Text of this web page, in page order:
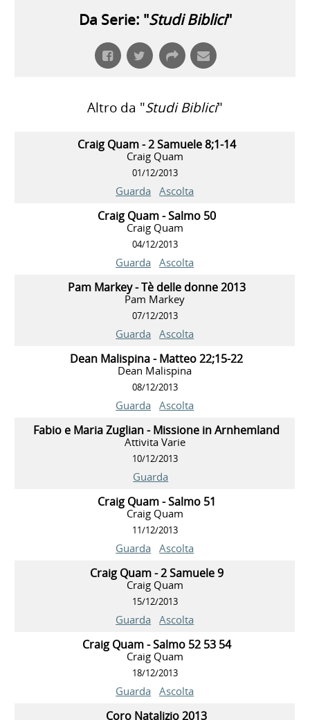
Da Serie: "Studi Biblici"
Altro da "Studi Biblici"
Craig Quam - 2 Samuele 8;1-14
Craig Quam
01/12/2013
Guarda Ascolta
Craig Quam - Salmo 50
Craig Quam
04/12/2013
Guarda Ascolta
Pam Markey - Tè delle donne 2013
Pam Markey
07/12/2013
Guarda Ascolta
Dean Malispina - Matteo 22;15-22
Dean Malispina
08/12/2013
Guarda Ascolta
Fabio e Maria Zuglian - Missione in Arnhemland
Attivita Varie
10/12/2013
Guarda
Craig Quam - Salmo 51
Craig Quam
11/12/2013
Guarda Ascolta
Craig Quam - 2 Samuele 9
Craig Quam
15/12/2013
Guarda Ascolta
Craig Quam - Salmo 52 53 54
Craig Quam
18/12/2013
Guarda Ascolta
Coro Natalizio 2013